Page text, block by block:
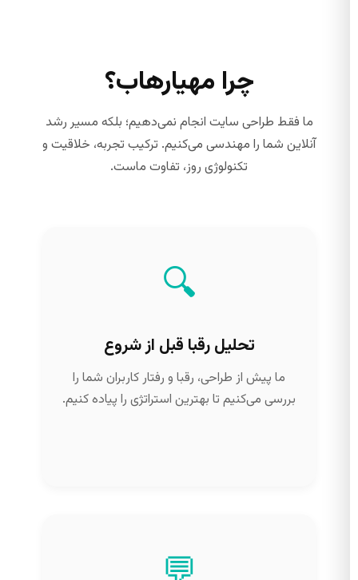
چرا مهیارهاب؟
ما فقط طراحی سایت انجام نمی‌دهیم؛ بلکه مسیر رشد
آنلاین شما را مهندسی می‌کنیم. ترکیب تجربه، خلاقیت و
تکنولوژی روز، تفاوت ماست.
🔍
تحلیل رقبا قبل از شروع
ما پیش از طراحی، رقبا و رفتار کاربران شما را
بررسی می‌کنیم تا بهترین استراتژی را پیاده کنیم.